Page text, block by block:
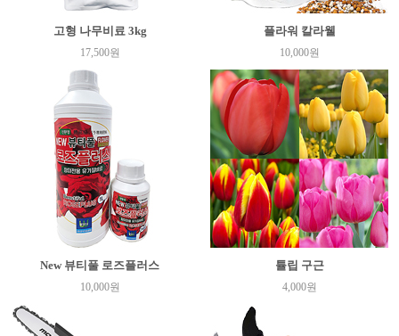
고형 나무비료 3kg
17,500원
플라워 칼라웰
10,000원
New 뷰티풀 로즈플러스
10,000원
튤립 구근
4,000원